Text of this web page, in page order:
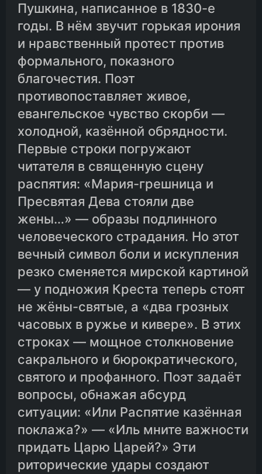
Пушкина, написанное в 1830-е
годы. В нём звучит горькая ирония
и нравственный протест против
формального, показного
благочестия. Поэт
противопоставляет живое,
евангельское чувство скорби —
холодной, казённой обрядности.
Первые строки погружают
читателя в священную сцену
распятия: «Мария-грешница и
Пресвятая Дева стояли две
жены…» — образы подлинного
человеческого страдания. Но этот
вечный символ боли и искупления
резко сменяется мирской картиной
— у подножия Креста теперь стоят
не жёны-святые, а «два грозных
часовых в ружье и кивере». В этих
строках — мощное столкновение
сакрального и бюрократического,
святого и профанного. Поэт задаёт
вопросы, обнажая абсурд
ситуации: «Или Распятие казённая
поклажа?» — «Иль мните важности
придать Царю Царей?» Эти
риторические удары создают